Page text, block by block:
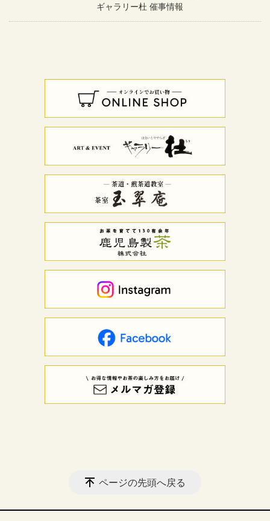
ギャラリー杜 催事情報
ページの先頭へ戻る